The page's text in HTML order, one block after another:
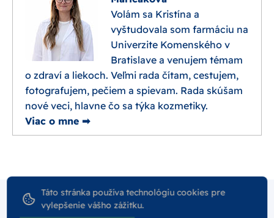
Volám sa Kristína a
vyštudovala som farmáciu na
Univerzite Komenského v
Bratislave a venujem témam
o zdraví a liekoch. Veľmi rada čítam, cestujem,
fotografujem, pečiem a spievam. Rada skúšam
nové veci, hlavne čo sa týka kozmetiky.
Viac o mne ➡
Súvisiace články
Táto stránka používa technológiu cookies pre
vylepšenie vášho zážitku.